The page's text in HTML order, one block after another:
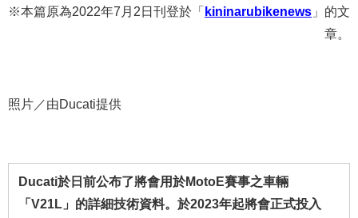
※本篇原為2022年7月2日刊登於「kininarubikenews 」的文
章。
照片／由Ducati提供
Ducati於日前公布了將會用於MotoE賽事之車輛
「V21L」的詳細技術資料。於2023年起將會正式投入